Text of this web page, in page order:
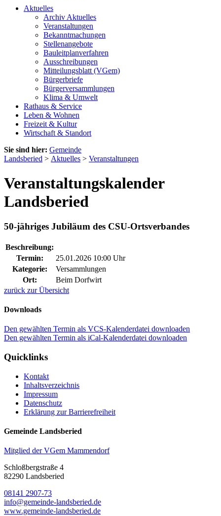
Aktuelles
Archiv Aktuelles
Veranstaltungen
Bekanntmachungen
Stellenangebote
Bauleitplanverfahren
Ausschreibungen
Mitteilungsblatt (VGem)
Bürgerbriefe
Bürgerversammlungen
Klima & Umwelt
Rathaus & Service
Leben & Wohnen
Freizeit & Kultur
Wirtschaft & Standort
Sie sind hier: Gemeinde
Landsberied > Aktuelles > Veranstaltungen
Veranstaltungskalender
Landsberied
50-jähriges Jubiläum des CSU-Ortsverbandes
Beschreibung:
Termin:
25.01.2026 10:00 Uhr
Kategorie:
Versammlungen
Ort:
Beim Dorfwirt
zurück zur Übersicht
Downloads
Den gewählten Termin als VCS-Kalenderdatei downloaden
Den gewählten Termin als iCal-Kalenderdatei downloaden
Quicklinks
Kontakt
Inhaltsverzeichnis
Impressum
Datenschutz
Erklärung zur Barrierefreiheit
Gemeinde Landsberied
Mitglied der VGem Mammendorf
Schloßbergstraße 4
82290 Landsberied
08141 2907-73
info@gemeinde-landsberied.de
www.gemeinde-landsberied.de